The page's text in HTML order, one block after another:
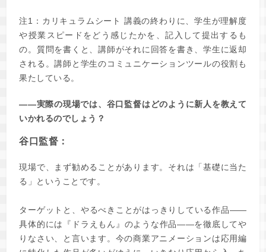
注1：カリキュラムシート 講義の終わりに、学生が理解度
や授業スピードをどう感じたかを、記入して提出するも
の。質問を書くと、講師がそれに回答を書き、学生に返却
される。講師と学生のコミュニケーションツールの役割も
果たしている。
――実際の現場では、谷口監督はどのように新人を教えて
いかれるのでしょう？
谷口監督：
現場で、まず勧めることがあります。それは「基礎に当た
る」ということです。
ターゲットと、やるべきことがはっきりしている作品――
具体的には『ドラえもん』のような作品――を徹底してや
りなさい、と言います。今の商業アニメーションは応用編